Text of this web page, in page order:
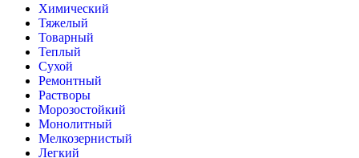
Химический
Тяжелый
Товарный
Теплый
Сухой
Ремонтный
Растворы
Морозостойкий
Монолитный
Мелкозернистый
Легкий